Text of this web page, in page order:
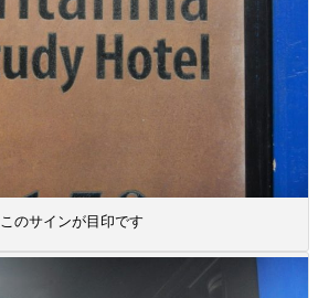
このサインが目印です